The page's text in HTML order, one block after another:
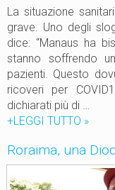
c
o
v
o
C
l
a
d
a
m
s
s
i
n
i
n
La situazione
grave. Uno degli
dice: “Manaus ha
stanno soffrendo
pazienti. Questo
ricoveri per
dichiarati più di …
+LEGGI TUTTO U
a
p
»
Roraima, una